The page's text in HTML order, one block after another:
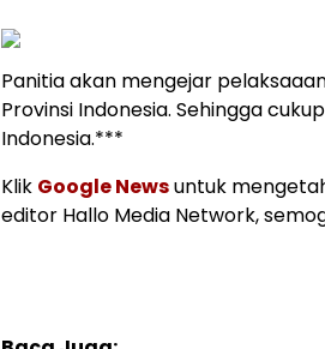
Panitia akan mengejar
Provinsi Indonesia. Sehingga
Indonesia.***
Klik Google Newsuntuk
editor Hallo Media Network,